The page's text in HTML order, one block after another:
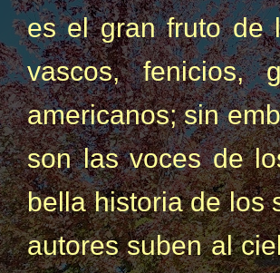
es el gran fruto de
vascos, fenicios,
americanos; sin
son las voces de
bella historia de los
autores suben al